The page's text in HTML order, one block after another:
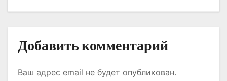
Добавить комментарий
Ваш адрес email не будет опубликован.